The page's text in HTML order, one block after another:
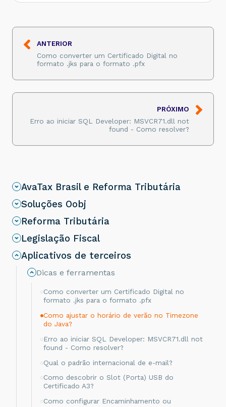
ANTERIOR
Como converter um Certificado Digital no
formato .jks para o formato .pfx
PRÓXIMO
Erro ao iniciar SQL Developer: MSVCR71.dll not
found - Como resolver?
AvaTax Brasil e Reforma Tributária
Soluções Oobj
Reforma Tributária
Legislação Fiscal
Aplicativos de terceiros
Dicas e ferramentas
Como converter um Certificado Digital no
formato .jks para o formato .pfx
Como ajustar o horário de verão no Timezone
do Java?
Erro ao iniciar SQL Developer: MSVCR71.dll not
found - Como resolver?
Qual o padrão internacional de e-mail?
Como descobrir o Slot (Porta) USB do
Certificado A3?
Como configurar Encaminhamento ou